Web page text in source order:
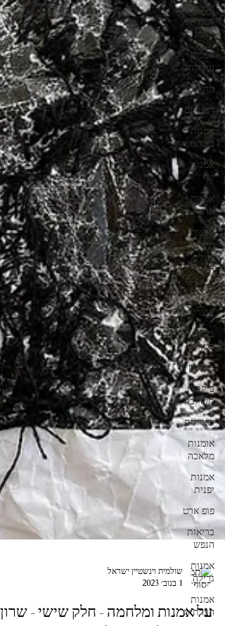
הסטוריה/
תולדות
האמנות
אמנות
עתיקה
מחאה
ריאליזם
אמנות
בינלאומית
אמנות
גוף
אמנות
אדמה
אמנות
חיות
בעלי
חיים
'קולאז
אוצרות
ביקור
סטודיו
מופשט
ביקורת
תערוכה
שטיחים
אומנות
מלאכה
אמנות
יפנית
פופ ארט
בריאות
הנפש
אמנות
גרילה
אמנות
חברתיתשולמית וינשטיין ישראל
1 בנוב׳ 2023